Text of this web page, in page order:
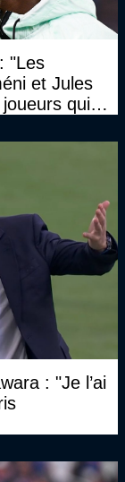
"Les
et Jules
qui
: "Je l’ai